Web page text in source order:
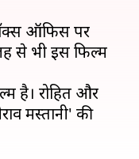
ऑफिस पर
से भी इस फिल्म
है। रोहित और
मस्तानी' की